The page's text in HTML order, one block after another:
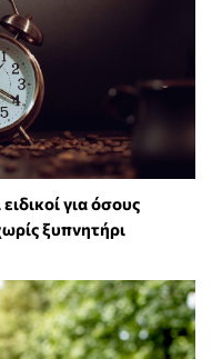
για όσους
ξυπνητήρι